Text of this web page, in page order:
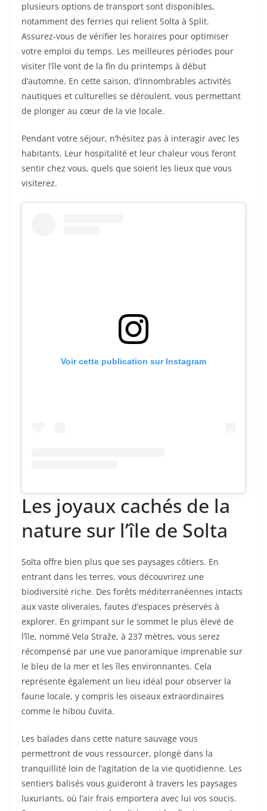
plusieurs options de transport sont disponibles,
notamment des ferries qui relient Solta à Split.
Assurez-vous de vérifier les horaires pour optimiser
votre emploi du temps. Les meilleures périodes pour
visiter l’île vont de la fin du printemps à début
d’automne. En cette saison, d’innombrables activités
nautiques et culturelles se déroulent, vous permettant
de plonger au cœur de la vie locale.
Pendant votre séjour, n’hésitez pas à interagir avec les
habitants. Leur hospitalité et leur chaleur vous feront
sentir chez vous, quels que soient les lieux que vous
visiterez.
Voir cette publication sur Instagram
Les joyaux cachés de la
nature sur l’île de Solta
Solta offre bien plus que ses paysages côtiers. En
entrant dans les terres, vous découvrirez une
biodiversité riche. Des forêts méditerranéennes intacts
aux vaste oliveraies, fautes d’espaces préservés à
explorer. En grimpant sur le sommet le plus élevé de
l’île, nommé Vela Straže, à 237 mètres, vous serez
récompensé par une vue panoramique imprenable sur
le bleu de la mer et les îles environnantes. Cela
représente également un lieu idéal pour observer la
faune locale, y compris les oiseaux extraordinaires
comme le hibou čuvita.
Les balades dans cette nature sauvage vous
permettront de vous ressourcer, plongé dans la
tranquillité loin de l’agitation de la vie quotidienne. Les
sentiers balisés vous guideront à travers les paysages
luxuriants, où l’air frais emportera avec lui vos soucis.